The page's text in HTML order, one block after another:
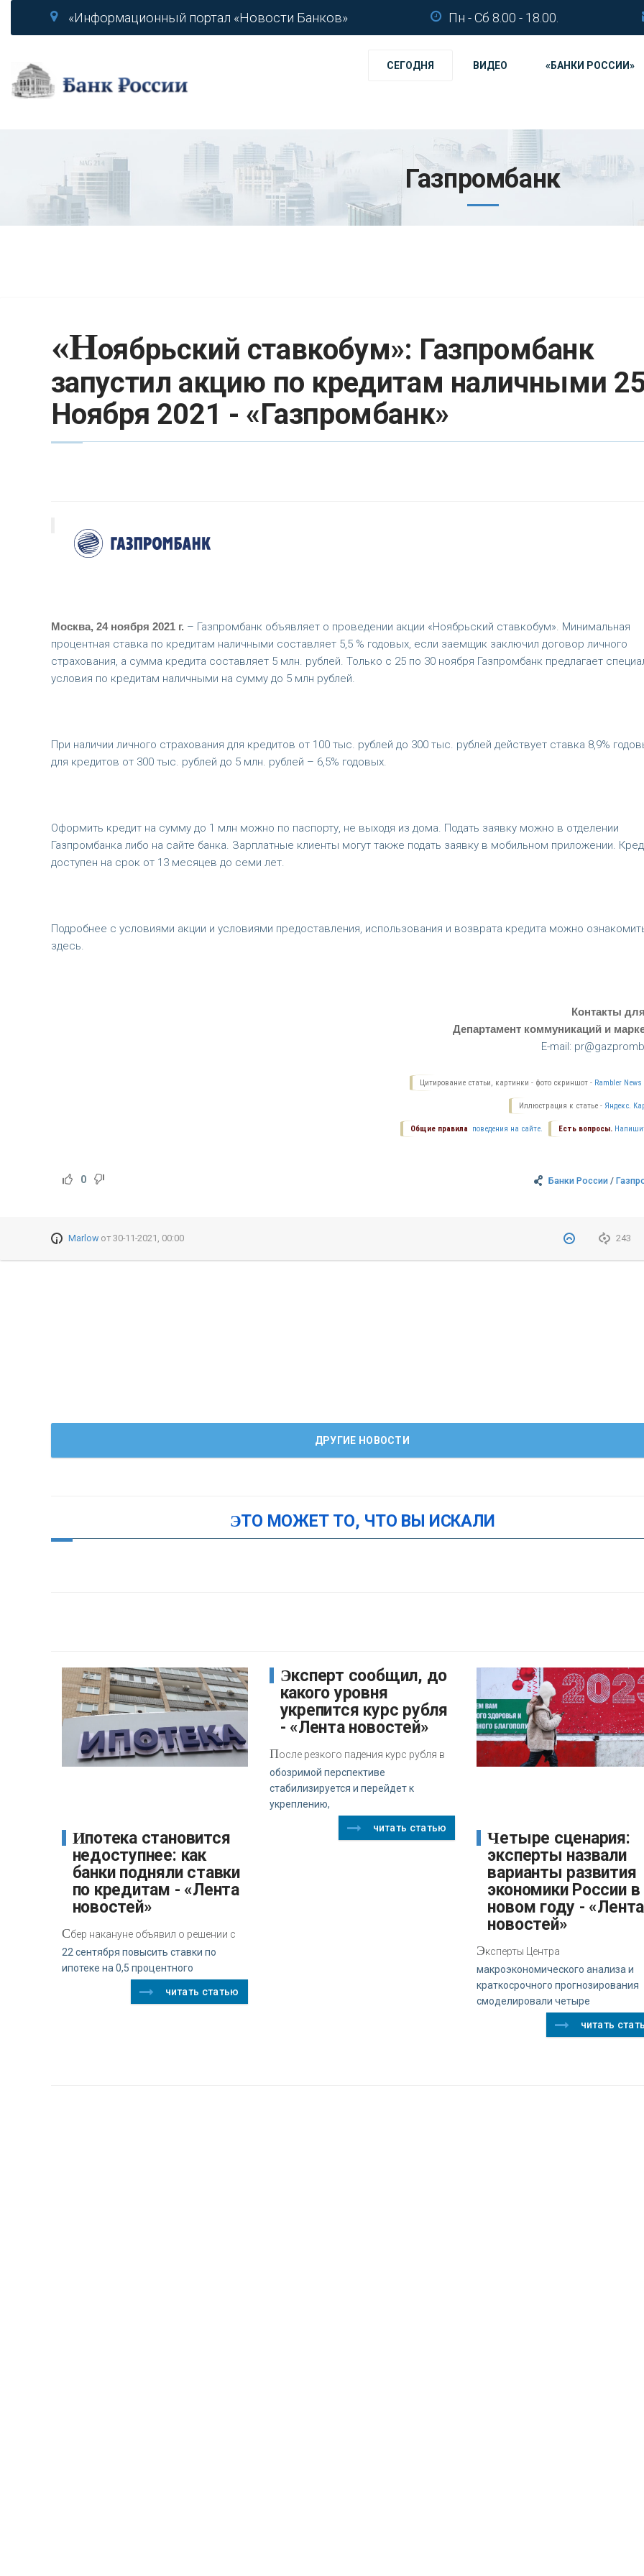
«Информационный портал «Новости Банков» Пн - Сб 8.00 - 18.00.
СЕГОДНЯ ВИДЕО «БАНКИ РОССИИ»
Газпромбанк
«Ноябрьский ставкобум»: Газпромбанк
запустил акцию по кредитам наличными
Ноября 2021 - «Газпромбанк»
Москва, 24 ноября 2021 г. – Газпромбанк объявляет о проведении акции «Ноябрьский ставкобум». Минимальная
процентная ставка по кредитам наличными составляет 5,5 % годовых, если заемщик заключил договор личного
страхования, а сумма кредита составляет 5 млн. рублей. Только с 25 по 30 ноября Газпромбанк предлагает
условия по кредитам наличными на сумму до 5 млн рублей.
При наличии личного страхования для кредитов от 100 тыс. рублей до 300 тыс. рублей действует ставка 8,9%
для кредитов от 300 тыс. рублей до 5 млн. рублей – 6,5% годовых.
Оформить кредит на сумму до 1 млн можно по паспорту, не выходя из дома. Подать заявку можно в отделении
Газпромбанка либо на сайте банка. Зарплатные клиенты могут также подать заявку в мобильном приложении.
доступен на срок от 13 месяцев до семи лет.
Подробнее с условиями акции и условиями предоставления, использования и возврата кредита можно
здесь.
Контакты
Департамент коммуникаций и
E-mail:
Цитирование статьи, картинки - фото скриншот - Rambler News
Иллюстрация к статье - Яндекс.
Есть вопросы.
Общие правила поведения на сайте.
Банки России /
0
243
Marlowот 30-11-2021, 00:00
ДРУГИЕ НОВОСТИ
ЭТО МОЖЕТ ТО, ЧТО ВЫ ИСКАЛИ
Ипотека становится
недоступнее: как
банки подняли ставки
по кредитам - «Лента
новостей»
Сбер накануне объявил о решении с
22 сентября повысить ставки по
ипотеке на 0,5 процентного
читать статью
Эксперт сообщил, до
какого уровня
укрепится курс рубля
- «Лента новостей»
После резкого падения курс рубля в
обозримой перспективе
стабилизируется и перейдет к
укреплению,
читать статью
Четыре сценария:
эксперты назвали
варианты развития
экономики России в
новом году - «Лента
новостей»
Эксперты Центра
макроэкономического анализа и
краткосрочного прогнозирования
смоделировали четыре
читать